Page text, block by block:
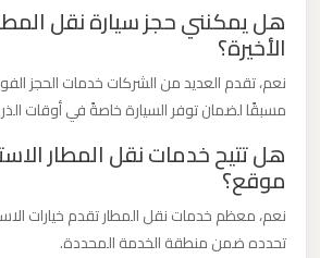
هل يمكنني حجز سيارة نقل
الأخيرة؟
نعم، تقدم العديد من الشركات خدمات الحجز
مسبقًا لضمان توفر السيارة خاصةً في أوقات
هل تتيح خدمات نقل المطار
موقع؟
نعم، معظم خدمات نقل المطار تقدم خيارات
تحدده ضمن منطقة الخدمة المحددة.
مرسي
مطروح
ليموزين
الشيخ